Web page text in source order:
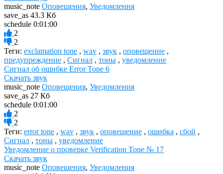
music_note Оповещения, Уведомления
save_as 43.3 Кб
schedule 0:01:00
2
2
Теги: exclamation tone , wav , звук , оповещение ,
предупреждение , Сигнал , тоны , уведомление
Сигнал об ошибке Error Tone 6
Скачать звук
music_note Оповещения, Уведомления
save_as 27 Кб
schedule 0:01:00
2
2
Теги: error tone , wav , звук , оповещение , ошибка , сбой ,
Сигнал , тоны , уведомление
Уведомление о проверке Verification Tone № 17
Скачать звук
music_note Оповещения, Уведомления